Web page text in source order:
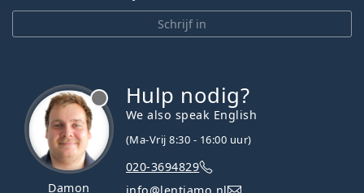
Persol
Prada
Schrijf in
Damon
Hulp nodig?
We also speak English
(Ma-Vrij 8:30 - 16:00 uur)
020-3694829
info@lentiamo.nl